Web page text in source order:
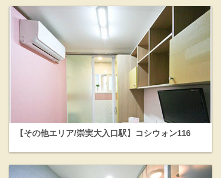
【その他エリア/崇実大入口駅】コシウォン116